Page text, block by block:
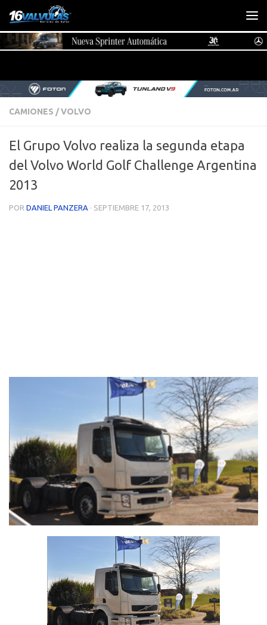
Saltar al contenido
CAMIONES /VOLVO
El Grupo Volvo realiza la segunda etapa
del Volvo World Golf Challenge Argentina
2013
POR DANIEL PANZERA · SEPTIEMBRE 17, 2013